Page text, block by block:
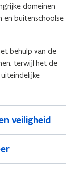
domeinen
en buitenschoolse
behulp van de
terwijl het de
veiligheid